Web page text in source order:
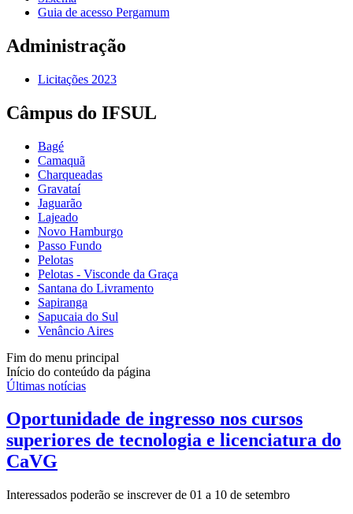
Guia de acesso Pergamum
Administração
Licitações 2023
Câmpus do IFSUL
Bagé
Camaquã
Charqueadas
Gravataí
Jaguarão
Lajeado
Novo Hamburgo
Passo Fundo
Pelotas
Pelotas - Visconde da Graça
Santana do Livramento
Sapiranga
Sapucaia do Sul
Venâncio Aires
Fim do menu principal
Início do conteúdo da página
Últimas notícias
Oportunidade de ingresso nos cursos
superiores de tecnologia e licenciatura do
CaVG
Interessados poderão se inscrever de 01 a 10 de setembro